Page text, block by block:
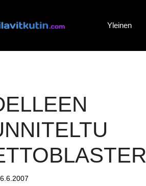
Yleinen
6.6.2007